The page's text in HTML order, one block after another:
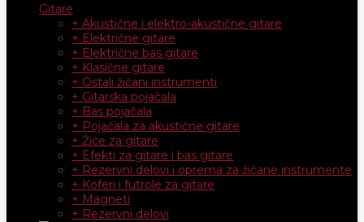
Gitare
+ Akustične i elektro-akustične gitare
+ Električne gitare
+ Električne bas gitare
+ Klasične gitare
+ Ostali žičani instrumenti
+ Gitarska pojačala
+ Bas pojačala
+ Pojačala za akustične gitare
+ Žice za gitare
+ Efekti za gitare i bas gitare
+ Rezervni delovi i oprema za žičane instrumente
+ Koferi i futrole za gitare
+ Magneti
+ Rezervni delovi